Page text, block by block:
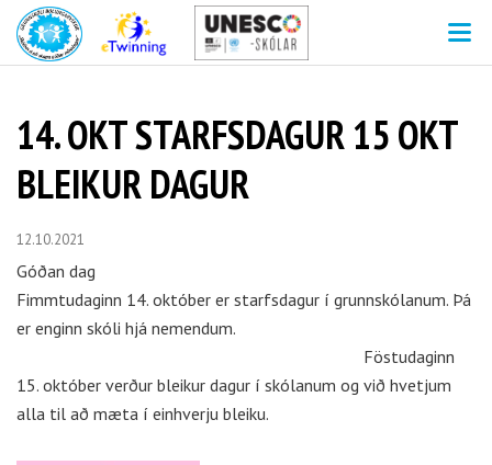
14. OKT STARFSDAGUR 15 OKT
BLEIKUR DAGUR
12.10.2021
Góðan dag
Fimmtudaginn 14. október er starfsdagur í grunnskólanum. Þá
er enginn skóli hjá nemendum.
Föstudaginn
15. október verður bleikur dagur í skólanum og við hvetjum
alla til að mæta í einhverju bleiku.